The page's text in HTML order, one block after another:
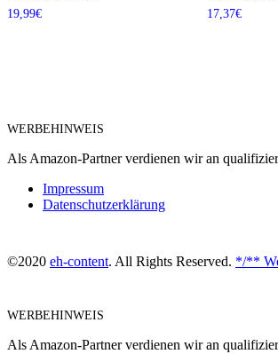
19,99€ 17,37€
WERBEHINWEIS
Als Amazon-Partner verdienen wir an
Impressum
Datenschutzerklärung
©2020 eh-content. All Rights Reserved. */**
WERBEHINWEIS
Als Amazon-Partner verdienen wir an